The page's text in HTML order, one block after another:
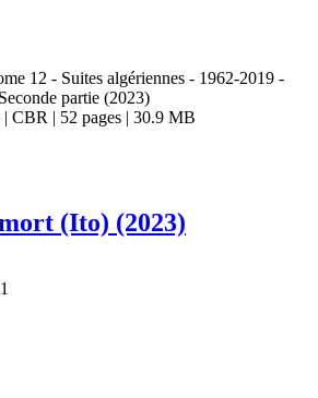
12 - Suites algériennes - 1962-2019 -
Seconde partie (2023)
| CBR | 52 pages | 30.9 MB
(Ito) (2023)